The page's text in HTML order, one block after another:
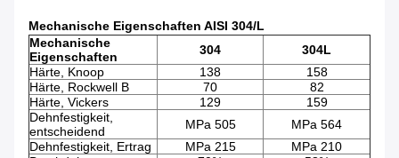
Mechanische Eigenschaften AISI 304/L
Mechanische
Eigenschaften
304
304L
Härte, Knoop
138
158
Härte, Rockwell B
70
82
Härte, Vickers
129
159
Dehnfestigkeit,
entscheidend
MPa 505
MPa 564
Dehnfestigkeit, Ertrag
MPa 215
MPa 210